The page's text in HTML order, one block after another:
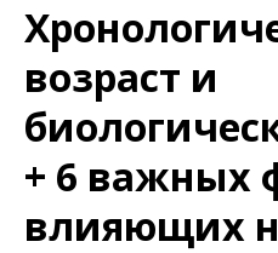
возраст и
+ 6 важных
влияющих